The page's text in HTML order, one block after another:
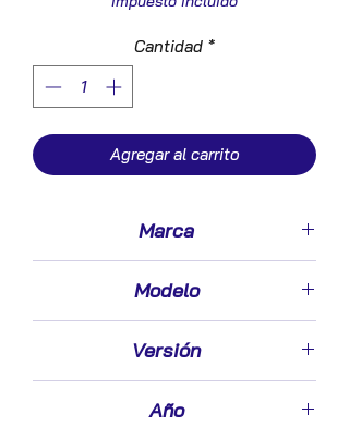
Cantidad *
Agregar al carrito
Marca
Modelo
Versión
Año